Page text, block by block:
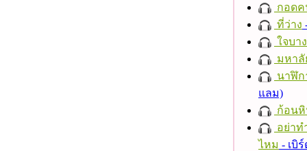
กอดค
ที่ว่าง
ใจบาง
มหาลั
นาฬิก
แลม)
ก้อน
อย่าท
ไหม - เบิ